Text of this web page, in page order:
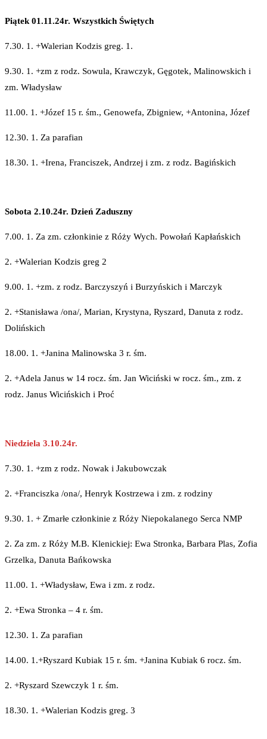
Piątek 01.11.24r. Wszystkich Świętych
7.30. 1. +Walerian Kodzis greg. 1.
9.30. 1. +zm z rodz. Sowula, Krawczyk, Gęgotek, Malinowskich i
zm. Władysław
11.00. 1. +Józef 15 r. śm., Genowefa, Zbigniew, +Antonina, Józef
12.30. 1. Za parafian
18.30. 1. +Irena, Franciszek, Andrzej i zm. z rodz. Bagińskich
Sobota 2.10.24r. Dzień Zaduszny
7.00. 1. Za zm. członkinie z Róży Wych. Powołań Kapłańskich
2. +Walerian Kodzis greg 2
9.00. 1. +zm. z rodz. Barczyszyń i Burzyńskich i Marczyk
2. +Stanisława /ona/, Marian, Krystyna, Ryszard, Danuta z rodz.
Dolińskich
18.00. 1. +Janina Malinowska 3 r. śm.
2. +Adela Janus w 14 rocz. śm. Jan Wiciński w rocz. śm., zm. z
rodz. Janus Wicińskich i Proć
Niedziela 3.10.24r.
7.30. 1. +zm z rodz. Nowak i Jakubowczak
2. +Franciszka /ona/, Henryk Kostrzewa i zm. z rodziny
9.30. 1. + Zmarłe członkinie z Róży Niepokalanego Serca NMP
2. Za zm. z Róży M.B. Klenickiej: Ewa Stronka, Barbara Plas, Zofia
Grzelka, Danuta Bańkowska
11.00. 1. +Władysław, Ewa i zm. z rodz.
2. +Ewa Stronka – 4 r. śm.
12.30. 1. Za parafian
14.00. 1.+Ryszard Kubiak 15 r. śm. +Janina Kubiak 6 rocz. śm.
2. +Ryszard Szewczyk 1 r. śm.
18.30. 1. +Walerian Kodzis greg. 3